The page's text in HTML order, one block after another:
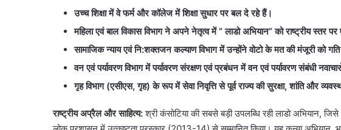
उच्च शिक्षा में वे फर्म और कॉलेज में शिक्षा सुधार पर बल दे रहे हैं।
महिला एवं बाल विकास विभाग ने अपने नेतृत्व में ”लाडो अभियान” कोराष्ट्रीय स्तर
सामाजिक न्याय एवं नि:शक्तजन कल्याण विभाग में उन्होंने वोटो के मत की मंजूरी को गति
वन एवं पर्यावरण विभाग में पर्यावरण संरक्षण एवं प्रबंधन में वन एवं पर्यावरण संबंधी
गृह विभाग (एसीएस, गृह)के रूप में सेवा निवृत्ति से पूर्व राज्य की सुरक्षा,शांति और
राष्ट्रीय अप्रैल और साहित्य:श्री कंसोटिया की सबसे बड़ी उपलब्धि रही लाडो अभियान,